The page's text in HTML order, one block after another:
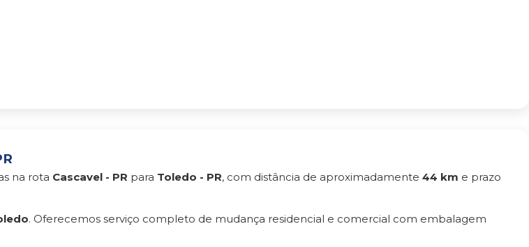
na rota Cascavel - PR para Toledo - PR, com distância de aproximadamente 44 km e prazo
. Oferecemos serviço completo de mudança residencial e comercial com embalagem